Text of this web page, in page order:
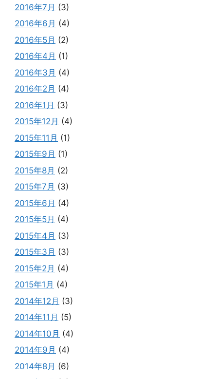
2016年7月 (3)
2016年6月 (4)
2016年5月 (2)
2016年4月 (1)
2016年3月 (4)
2016年2月 (4)
2016年1月 (3)
2015年12月 (4)
2015年11月 (1)
2015年9月 (1)
2015年8月 (2)
2015年7月 (3)
2015年6月 (4)
2015年5月 (4)
2015年4月 (3)
2015年3月 (3)
2015年2月 (4)
2015年1月 (4)
2014年12月 (3)
2014年11月 (5)
2014年10月 (4)
2014年9月 (4)
2014年8月 (6)